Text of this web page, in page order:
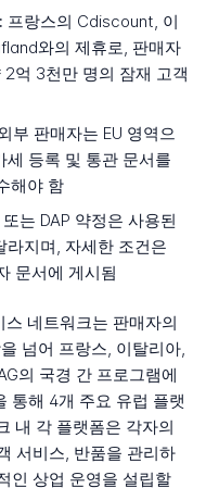
프랑스의 Cdiscount, 이
와의 제휴로, 판매자
억 3천만 명의 잠재 고객
부 판매자는 EU 영역으
세 등록 및 통관 문서를
해야 함
는 DAP 약정은 사용된
라지며, 자세한 조건은
문서에 게시됨
네트워크는 판매자의
넘어 프랑스, 이탈리아,
의 국경 간 프로그램에
통해 4개 주요 유럽 플랫
내 각 플랫폼은 각자의
서비스, 반품을 관리하
인 상업 운영을 설립할